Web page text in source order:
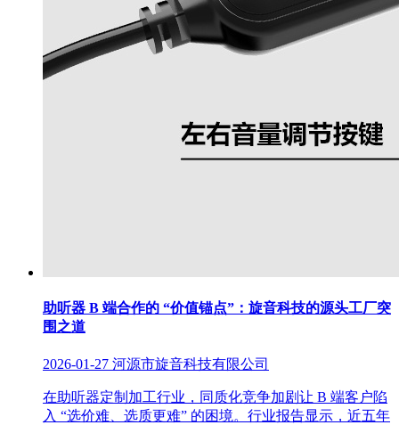
助听器 B 端合作的 “价值锚点”：旋音科技的源头工厂突
围之道
2026-01-27 河源市旋音科技有限公司
在助听器定制加工行业，同质化竞争加剧让 B 端客户陷
入 “选价难、选质更难” 的困境。行业报告显示，近五年